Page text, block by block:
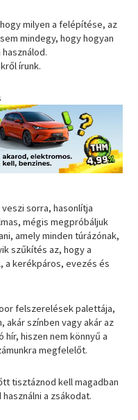
milyen a felépítése, az
mindegy, hogy hogyan
írunk.
sorra, hasonlítja
mégis megpróbáljuk
amely minden túrázónak,
szűkítés az, hogy a
a kerékpáros, evezés és
felszerelések palettája,
akár színben vagy akár az
hiszen nem könnyű a
megfelelőt.
tisztáznod kell magadban
a zsákodat.